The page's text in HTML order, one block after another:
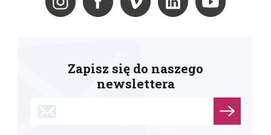
Zapisz się do naszego
newslettera